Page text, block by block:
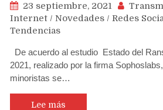
23 septiembre, 2021
Internet / Novedades / Redes
Tendencias
De acuerdo al estudio Estado del
2021, realizado por la firma
minoristas se…
Lee más